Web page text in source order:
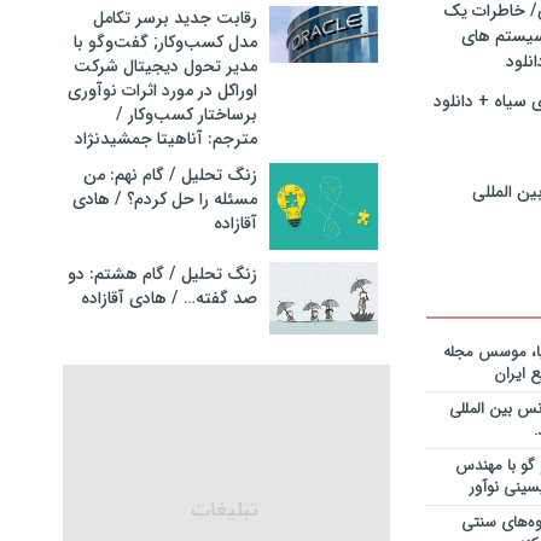
مدیران
فرایند
فایل
فایل
قراردادها
نوبل
قراردادها
نوبل
فایل
قراردادها
نوبل
در
خاطرات یک
های
سیاه + دانلود
المللی
موسس مجله
ایران
بین المللی
با مهندس
نوآور
سنتی
رقابت جدید برسر تکامل
مدل کسب‌و‌کار; گفت‌وگو با
مدیر تحول دیجیتال شرکت
اوراکل در مورد اثرات نوآوری
برساختار کسب‌وکار /
مترجم: آناهیتا جمشیدنژاد
زنگ تحلیل / گام نهم: من
مسئله را حل کردم؟ / هادی
آقازاده
زنگ تحلیل / گام هشتم: دو
صد گفته… / هادی آقازاده